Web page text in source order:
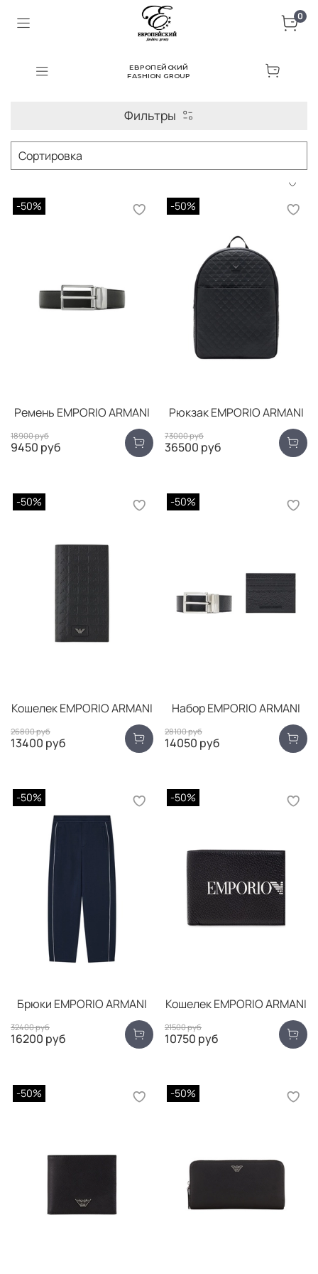
0
ЕВРОПЕЙСКИЙ
FASHION GROUP
Фильтры
-50%
Ремень EMPORIO ARMANI
18900 руб
9450 руб
-50%
Рюкзак EMPORIO ARMANI
73000 руб
36500 руб
-50%
Кошелек EMPORIO ARMANI
26800 руб
13400 руб
-50%
Набор EMPORIO ARMANI
28100 руб
14050 руб
-50%
Брюки EMPORIO ARMANI
32400 руб
16200 руб
-50%
Кошелек EMPORIO ARMANI
21500 руб
10750 руб
-50% -50%